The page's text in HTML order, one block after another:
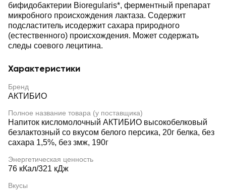
бифидобактерии Bioregularis*, ферментный препарат
микробного происхождения лактаза. Содержит
подсластитель исодержит сахара природного
(естественного) происхождения. Может содержать
следы соевого лецитина.
Характеристики
Бренд
АКТИБИО
Полное название товара (у поставщика)
Напиток кисломолочный АКТИБИО высокобелковый
безлактозный со вкусом белого персика, 20г белка, без
сахара 1,5%, без змж, 190г
Энергетическая ценность
76 кКал/321 кДж
Вкусы